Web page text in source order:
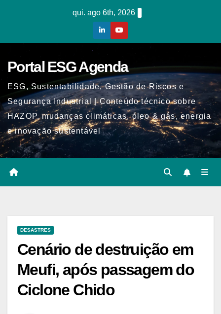
qui. ago 6th, 2026
Portal ESG Agenda
ESG, Sustentabilidade, Gestão de Riscos e
Segurança Industrial | Conteúdo técnico sobre
HAZOP, mudanças climáticas, óleo & gás, energia
e inovação sustentável
DESASTRES
Cenário de destruição em
Meufi, após passagem do
Ciclone Chido